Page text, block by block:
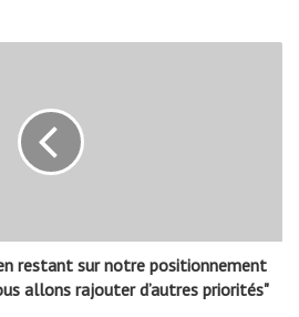
restant sur notre positionnement
allons rajouter d’autres priorités"